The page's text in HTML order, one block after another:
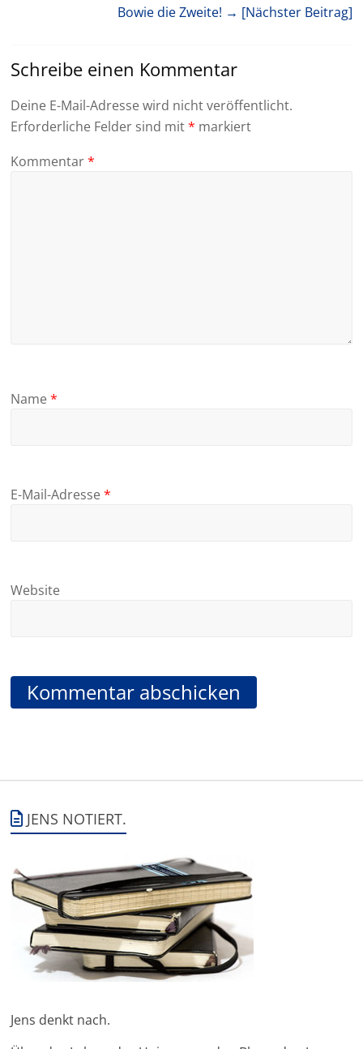
Bowie die Zweite! → [Nächster Beitrag]
Schreibe einen Kommentar
Deine E-Mail-Adresse wird nicht veröffentlicht.
Erforderliche Felder sind mit* markiert
Kommentar*
Name*
E-Mail-Adresse*
Website
JENS NOTIERT.
Jens denkt nach.